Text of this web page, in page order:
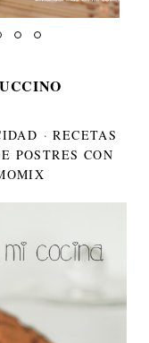
·RECETAS
POSTRES CON